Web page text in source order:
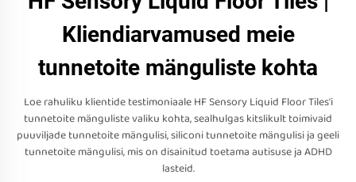
Kliendiarvamused meie
tunnetoite mänguliste kohta
Loe rahuliku klientide testimoniaale HF Sensory Liquid Floor Tiles'i
tunnetoite mänguliste valiku kohta, sealhulgas kitslikult toimivaid
puuviljade tunnetoite mängulisi, siliconi tunnetoite mängulisi ja geeli
tunnetoite mängulisi, mis on disainitud toetama autisuse ja ADHD
lasteid.